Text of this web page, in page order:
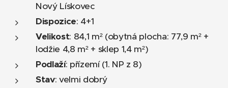
Nový Lískovec
Dispozice: 4+1
Velikost: 84,1 m² (obytná plocha: 77,9 m² +
lodžie 4,8 m² + sklep 1,4 m²)
Podlaží: přízemí (1. NP z 8)
Stav: velmi dobrý